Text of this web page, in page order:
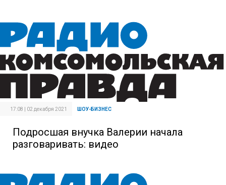
17:08 | 02 декабря 2021 ШОУ-БИЗНЕС
Подросшая внучка Валерии начала
разговаривать: видео